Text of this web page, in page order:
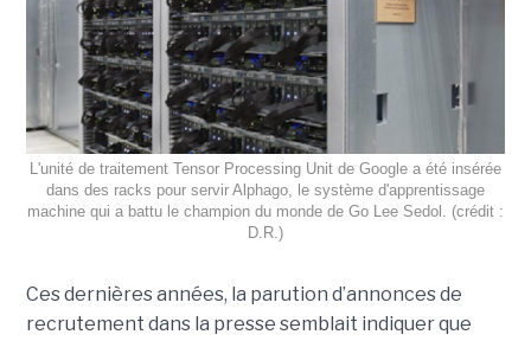
L'unité de traitement Tensor Processing Unit de Google a été insérée
dans des racks pour servir Alphago, le système d'apprentissage
machine qui a battu le champion du monde de Go Lee Sedol. (crédit :
D.R.)
Ces dernières années, la parution d’annonces de
recrutement dans la presse semblait indiquer que